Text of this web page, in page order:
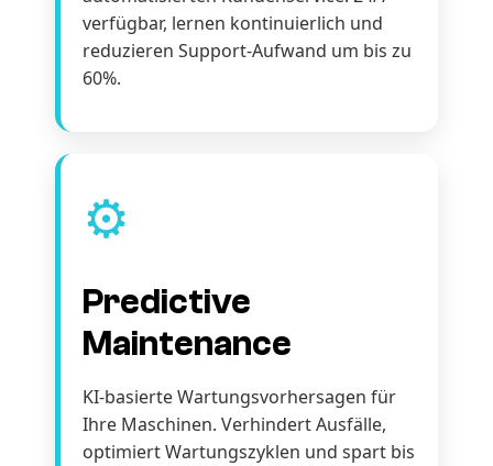
verfügbar, lernen kontinuierlich und
reduzieren Support-Aufwand um bis zu
60%.
⚙️
Predictive
Maintenance
KI-basierte Wartungsvorhersagen für
Ihre Maschinen. Verhindert Ausfälle,
optimiert Wartungszyklen und spart bis